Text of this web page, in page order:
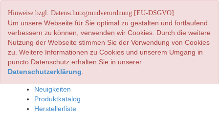
Hinweise bzgl. Datenschutzgrundverordnung [EU-DSGVO]
Um unsere Webseite für Sie optimal zu gestalten und fortlaufend
verbessern zu können, verwenden wir Cookies. Durch die weitere
Nutzung der Webseite stimmen Sie der Verwendung von Cookies
zu. Weitere Informationen zu Cookies und unserem Umgang in
puncto Datenschutz erhalten Sie in unserer
Datenschutzerklärung
Neuigkeiten
Produktkatalog
Herstellerliste